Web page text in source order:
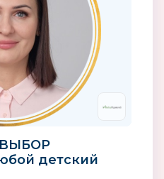
детский